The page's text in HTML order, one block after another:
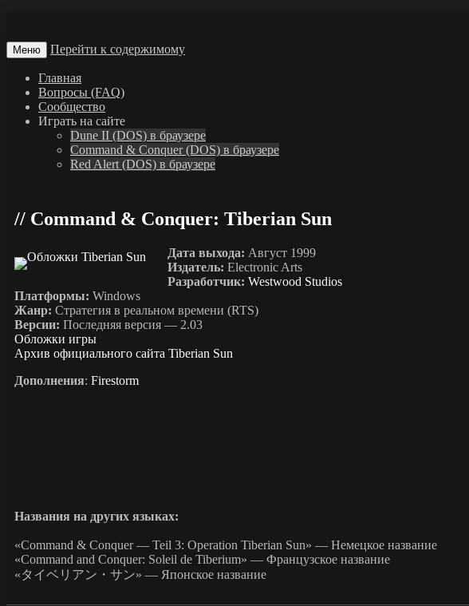
Меню Перейти к содержимому
Главная
Вопросы (FAQ)
Сообщество
Играть на сайте
Dune II (DOS) в браузере
Command & Conquer (DOS) в браузере
Red Alert (DOS) в браузере
Command & Conquer: Tiberian Sun
Дата выхода: Август 1999
Издатель: Electronic Arts
Разработчик: Westwood Studios
Платформы: Windows
Жанр: Стратегия в реальном времени (RTS)
Версии: Последняя версия — 2.03
Обложки игры
Архив официального сайта Tiberian Sun
Дополнения: Firestorm
Названия на других языках:
«Command & Conquer — Teil 3: Operation Tiberian Sun» — Немецкое название
«Command and Conquer: Soleil de Tiberium» — Французское название
«タイベリアン・サン» — Японское название